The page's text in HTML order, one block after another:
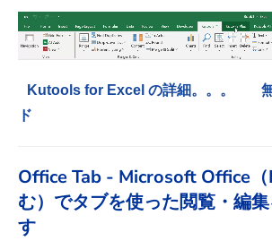
Kutools for Excel の詳細。。。
ド
Office Tab - Microsoft Office
む）でタブを使った閲覧・編
す